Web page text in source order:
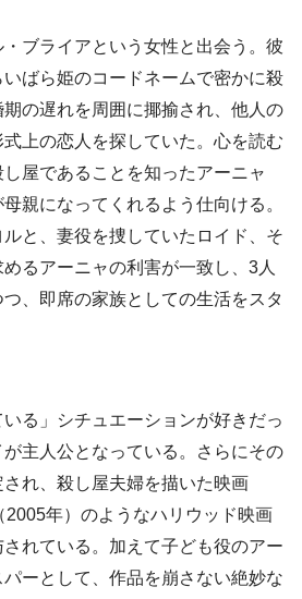
ブライアという女性と出会う。彼
ばら姫のコードネームで密かに殺
の遅れを周囲に揶揄され、他人の
上の恋人を探していた。心を読む
屋であることを知ったアーニャ
親になってくれるよう仕向ける。
と、妻役を捜していたロイド、そ
るアーニャの利害が一致し、3人
、即席の家族としての生活をスタ
る」シチュエーションが好きだっ
主人公となっている。さらにその
れ、殺し屋夫婦を描いた映画
2005年）のようなハリウッド映画
れている。加えて子ども役のアー
ーとして、作品を崩さない絶妙な